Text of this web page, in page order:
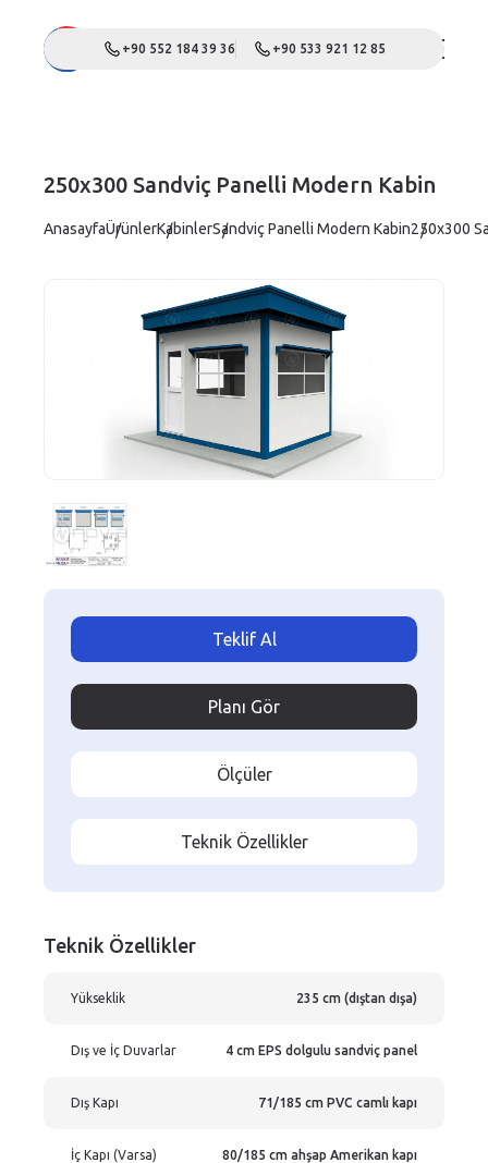
+90 552 184 39 36 +90 533 921 12 85
250x300 Sandviç Panelli Modern Kabin
AnasayfaÜrünlerKabinlerSandviç Panelli Modern Kabin250x300
Teklif Al
Planı Gör
Ölçüler
Teknik Özellikler
Teknik Özellikler
Yükseklik 235 cm (dıştan dışa)
Dış ve İç Duvarlar 4 cm EPS dolgulu sandviç panel
Dış Kapı 71/185 cm PVC camlı kapı
İç Kapı (Varsa) 80/185 cm ahşap Amerikan kapı